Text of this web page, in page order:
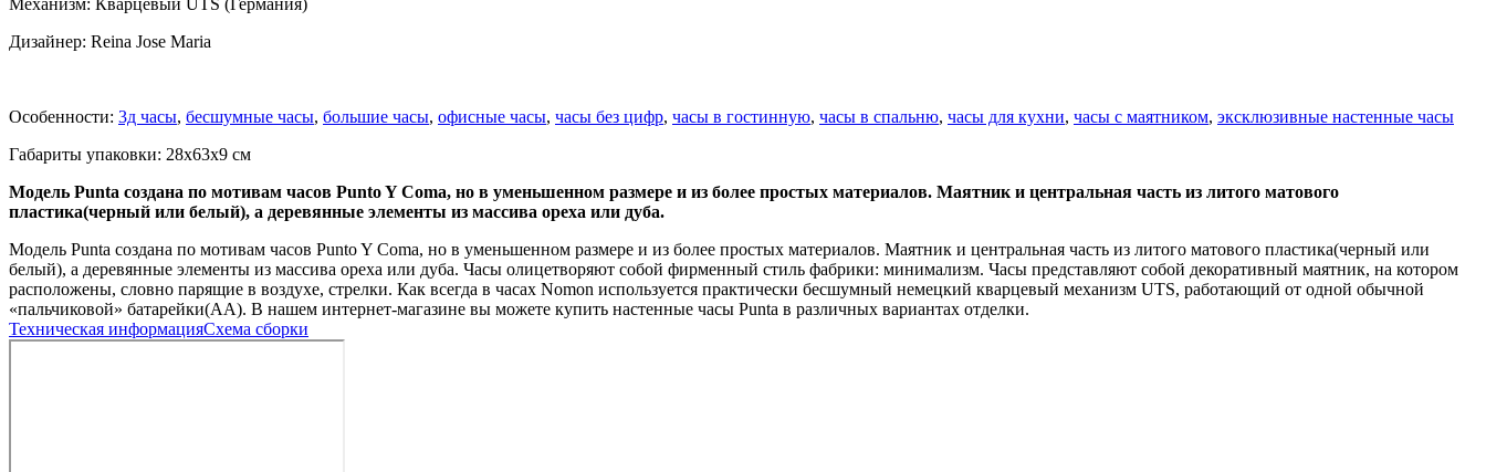
Дизайнер: Reina Jose Maria
Особенности: 3д часы, бесшумные часы, большие часы, офисные часы, часы без цифр, часы в гостинную, часы в спальню, часы для кухни, часы с маятником, эксклюзивные настенные часы
Габариты упаковки: 28x63x9 см
Модель Punta создана по мотивам часов Punto Y Coma, но в уменьшенном размере и из более простых материалов. Маятник и центральная часть из литого матового
пластика(черный или белый), а деревянные элементы из массива ореха или дуба.
Модель Punta создана по мотивам часов Punto Y Coma, но в уменьшенном размере и из более простых материалов. Маятник и центральная часть из литого матового пластика(черный или
белый), а деревянные элементы из массива ореха или дуба. Часы олицетворяют собой фирменный стиль фабрики: минимализм. Часы представляют собой декоративный маятник, на котором
расположены, словно парящие в воздухе, стрелки. Как всегда в часах Nomon используется практически бесшумный немецкий кварцевый механизм UTS, работающий от одной обычной
«пальчиковой» батарейки(AA). В нашем интернет-магазине вы можете купить настенные часы Punta в различных вариантах отделки.
Техническая информацияСхема сборки